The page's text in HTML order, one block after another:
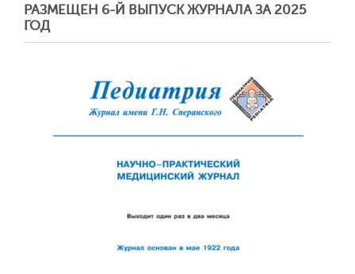
РАЗМЕЩЕН 6-Й ВЫПУСК ЖУРНАЛА ЗА 2025
ГОД